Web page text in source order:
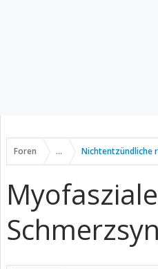
Foren ... Nichtentzündliche